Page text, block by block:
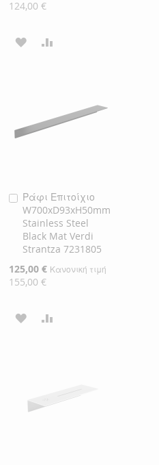
Τιμή
124,00 €
ΠΡΟΣΘΉΚΗ
ΕΠΙΘΥΜΙΏΝ
Ράφι Επιτοίχιο
W700xD93xH50mm
Stainless Steel
Black Mat Verdi
Strantza 7231805
Ειδική
Τιμή
125,00 € Κανονική τιμή
155,00 €
Προσθήκη
στο
Καλάθι
ΠΡΟΣΘΉΚΗ
ΕΠΙΘΥΜΙΏΝ